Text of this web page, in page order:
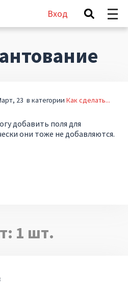
Вход
23 в категории Как сделать...
добавить поля для
они тоже не добавляются.
1 шт.